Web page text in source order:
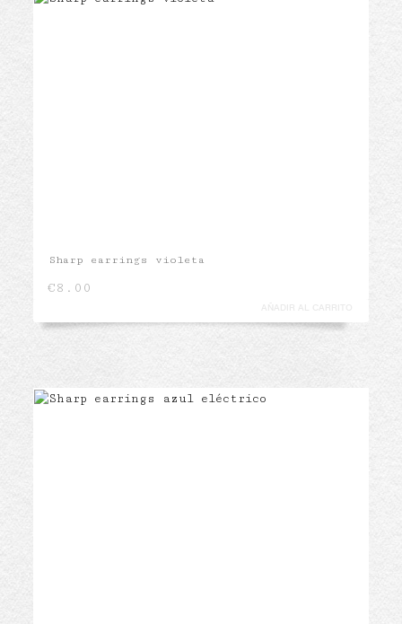
Sharp earrings violeta
€8.00